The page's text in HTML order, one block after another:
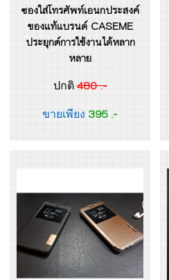
ซองใส่โทรศัพท์เอนกประสงค์
ของแท้แบรนด์ CASEME
ประยุกต์การใช้งานได้หลาก
หลาย
ปกติ480 .-
ขายเพียง 395 .-